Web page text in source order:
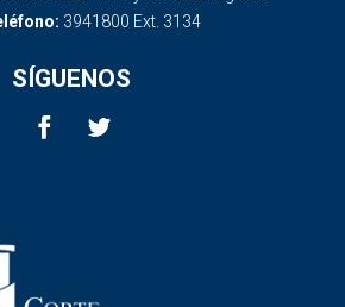
3941800 Ext. 3134
SÍGUENOS